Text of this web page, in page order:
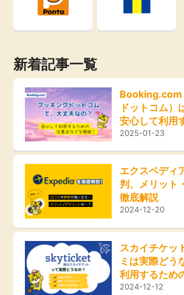
ゲーム
モニター
ポイ活お得情報
お友達紹介
カード比較
毎日ゲット
特集一覧
学び
美容・健康
有料サービス
銀行・金融・投資
ふるさと納税
新着記事一覧
Booking.com
ドットコム）
安心して利用
点などを解説！
2025-01-23
エクスペディ
判、メリット
徹底解説
2024-12-20
スカイチケッ
ミは実際どう
利用するため
得な方法をご
2024-12-12